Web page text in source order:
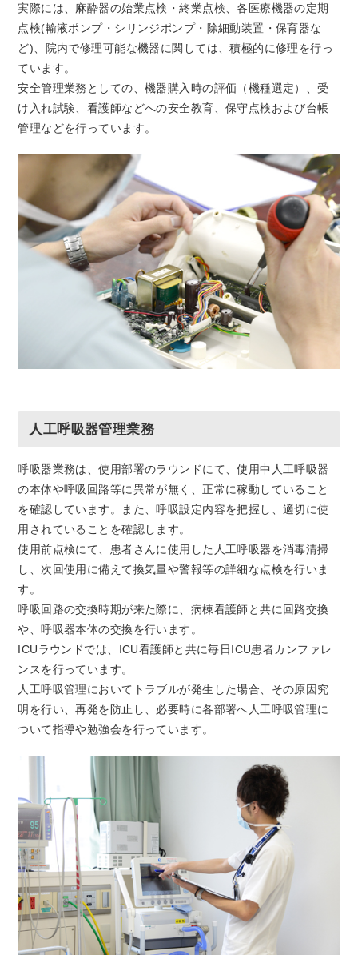
実際には、麻酔器の始業点検・終業点検、各医療機器の定期
点検(輸液ポンプ・シリンジポンプ・除細動装置・保育器な
ど)、院内で修理可能な機器に関しては、積極的に修理を行っ
ています。
安全管理業務としての、機器購入時の評価（機種選定）、受
け入れ試験、看護師などへの安全教育、保守点検および台帳
管理などを行っています。
人工呼吸器管理業務
呼吸器業務は、使用部署のラウンドにて、使用中人工呼吸器
の本体や呼吸回路等に異常が無く、正常に稼動していること
を確認しています。また、呼吸設定内容を把握し、適切に使
用されていることを確認します。
使用前点検にて、患者さんに使用した人工呼吸器を消毒清掃
し、次回使用に備えて換気量や警報等の詳細な点検を行いま
す。
呼吸回路の交換時期が来た際に、病棟看護師と共に回路交換
や、呼吸器本体の交換を行います。
ICUラウンドでは、ICU看護師と共に毎日ICU患者カンファレ
ンスを行っています。
人工呼吸管理においてトラブルが発生した場合、その原因究
明を行い、再発を防止し、必要時に各部署へ人工呼吸管理に
ついて指導や勉強会を行っています。